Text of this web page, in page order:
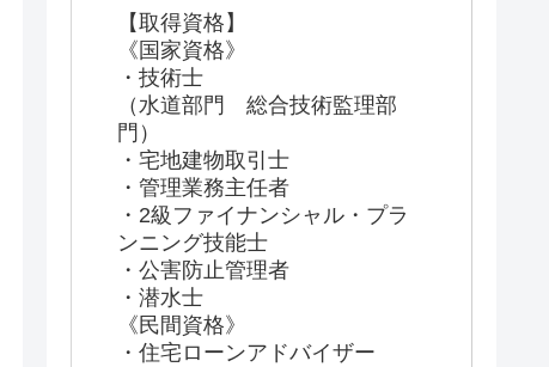
【取得資格】
《国家資格》
・技術士
（水道部門 総合技術監理部
門）
・宅地建物取引士
・管理業務主任者
・2級ファイナンシャル・プラ
ンニング技能士
・公害防止管理者
・潜水士
《民間資格》
・住宅ローンアドバイザー